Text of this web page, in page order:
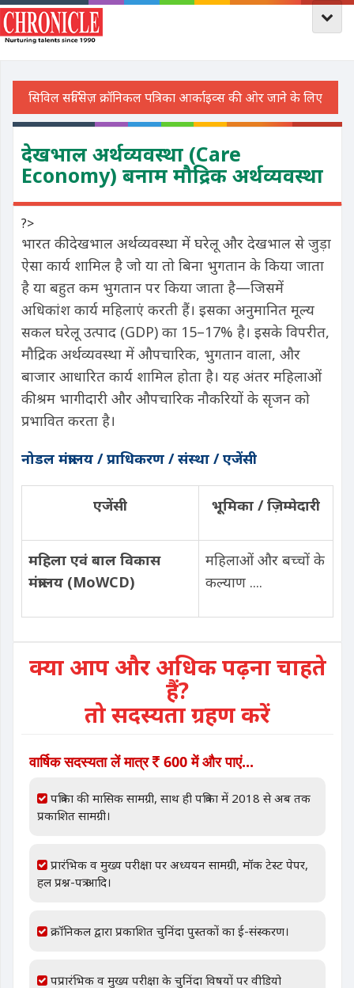
देखभाल अर्थव्यवस्था (Care
Economy) बनाम मौद्रिक अर्थव्यवस्था
?>
भारत की देखभाल अर्थव्यवस्था में घरेलू और देखभाल से जुड़ा
ऐसा कार्य शामिल है जो या तो बिना भुगतान के किया जाता
है या बहुत कम भुगतान पर किया जाता है—जिसमें
अधिकांश कार्य महिलाएं करती हैं। इसका अनुमानित मूल्य
सकल घरेलू उत्पाद (GDP) का 15–17% है। इसके विपरीत,
मौद्रिक अर्थव्यवस्था में औपचारिक, भुगतान वाला, और
बाजार आधारित कार्य शामिल होता है। यह अंतर महिलाओं
की श्रम भागीदारी और औपचारिक नौकरियों के सृजन को
प्रभावित करता है।
नोडल मंत्रालय / प्राधिकरण / संस्था / एजेंसी
एजेंसी भूमिका / ज़िम्मेदारी
महिला एवं बाल विकास
मंत्रालय (MoWCD)
महिलाओं और बच्चों के
कल्याण ....
क्या आप और अधिक पढ़ना चाहते
हैं?
तो सदस्यता ग्रहण करें
वार्षिक सदस्यता लें मात्र 600 में और पाएं...
पत्रिका की मासिक सामग्री, साथ ही पत्रिका में 2018 से अब तक
प्रकाशित सामग्री।
प्रारंभिक व मुख्य परीक्षा पर अध्ययन सामग्री, मॉक टेस्ट पेपर,
हल प्रश्न-पत्र आदि।
क्रॉनिकल द्वारा प्रकाशित चुनिंदा पुस्तकों का ई-संस्करण।
पप्रारंभिक व मुख्य परीक्षा के चुनिंदा विषयों पर वीडियो